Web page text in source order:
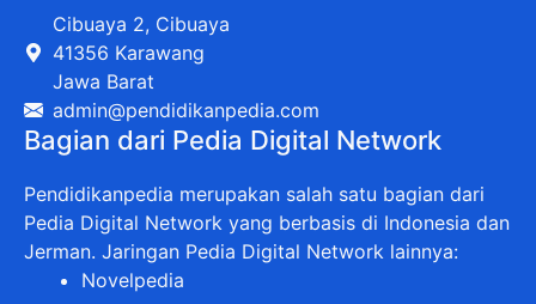
Cibuaya 2, Cibuaya
41356 Karawang
Jawa Barat
admin@pendidikanpedia.com
Bagian dari Pedia Digital Network
Pendidikanpedia merupakan salah satu bagian dari
Pedia Digital Network yang berbasis di Indonesia dan
Jerman. Jaringan Pedia Digital Network lainnya:
Novelpedia